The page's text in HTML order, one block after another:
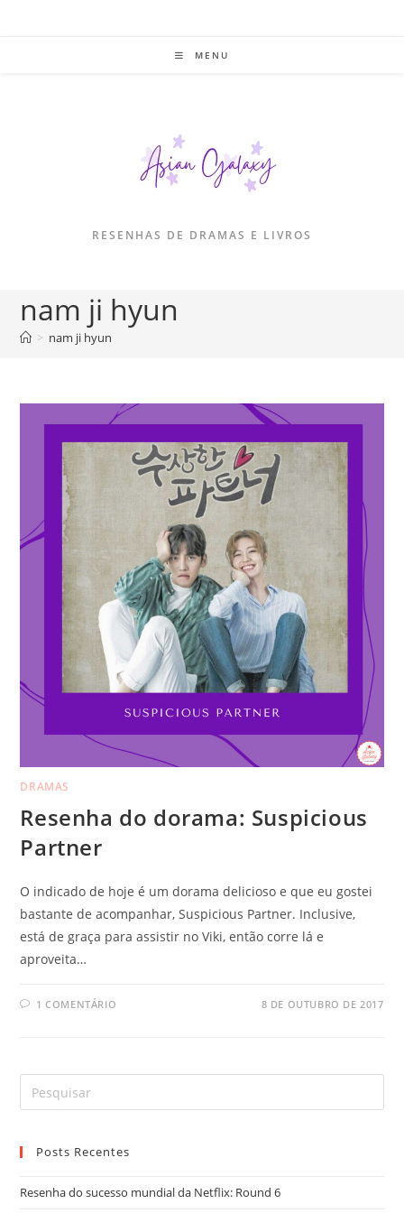
MENU
RESENHAS DE DRAMAS E LIVROS
nam ji hyun
> nam ji hyun
DRAMAS
Resenha do dorama: Suspicious
Partner
O indicado de hoje é um dorama delicioso e que eu gostei
bastante de acompanhar, Suspicious Partner. Inclusive,
está de graça para assistir no Viki, então corre lá e
aproveita…
1 COMENTÁRIO 8 DE OUTUBRO DE 2017
Posts Recentes
Resenha do sucesso mundial da Netflix: Round 6